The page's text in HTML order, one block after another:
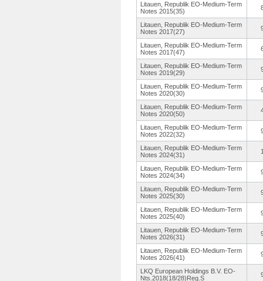
Litauen, Republik EO-Medium-Term
Notes 2015(35)
Litauen, Republik EO-Medium-Term
Notes 2017(27)
Litauen, Republik EO-Medium-Term
Notes 2017(47)
Litauen, Republik EO-Medium-Term
Notes 2019(29)
Litauen, Republik EO-Medium-Term
Notes 2020(30)
Litauen, Republik EO-Medium-Term
Notes 2020(50)
Litauen, Republik EO-Medium-Term
Notes 2022(32)
Litauen, Republik EO-Medium-Term
Notes 2024(31)
Litauen, Republik EO-Medium-Term
Notes 2024(34)
Litauen, Republik EO-Medium-Term
Notes 2025(30)
Litauen, Republik EO-Medium-Term
Notes 2025(40)
Litauen, Republik EO-Medium-Term
Notes 2026(31)
Litauen, Republik EO-Medium-Term
Notes 2026(41)
LKQ European Holdings B.V. EO-
Nts.2018(18/28) Reg.S